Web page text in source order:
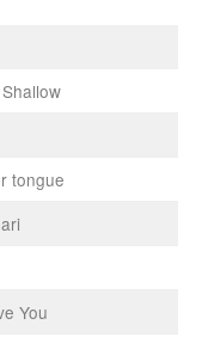
tongue
You